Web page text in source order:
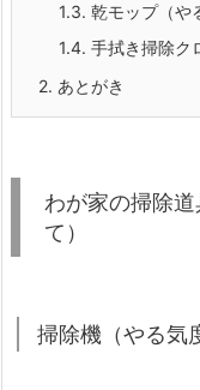
1.3. 乾モップ（
1.4. 手拭き掃除
2. あとがき
わが家の掃除
て）
掃除機（やる